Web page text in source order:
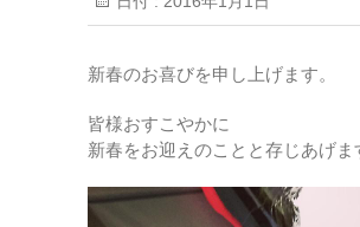
新春のお喜びを申し上げます。
皆様おすこやかに
新春をお迎えのことと存じあげま